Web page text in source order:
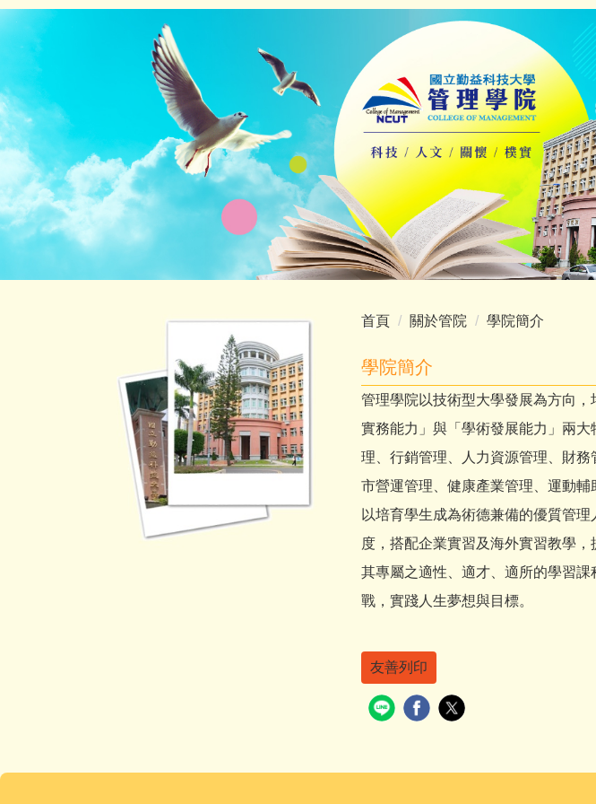
跳
內
容
區
首頁 關於管院 學院簡介
學院簡介
管理學院以技術型大學發展為方向
實務能力」與「學術發展能力」兩
理、行銷管理、人力資源管理、財
市營運管理、健康產業管理、運動輔
以培育學生成為術德兼備的優質管
度，搭配企業實習及海外實習教學
其專屬之適性、適才、適所的學習
戰，實踐人生夢想與目標。
友善列印